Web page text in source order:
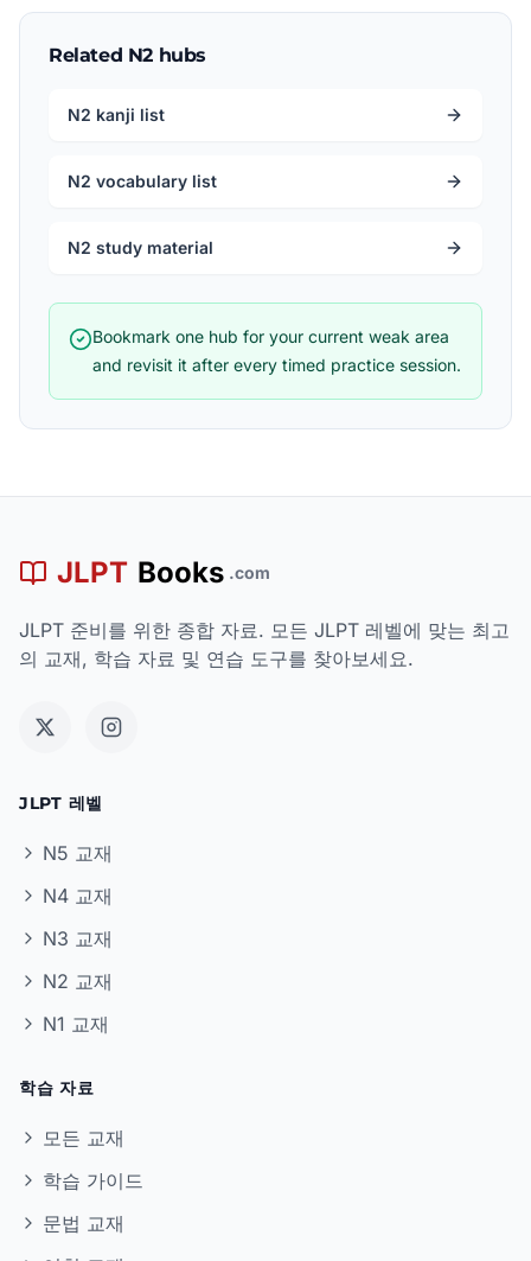
Related N2 hubs
N2 kanji list
N2 vocabulary list
N2 study material
Bookmark one hub for your current weak area
and revisit it after every timed practice session.
JLPT Books .com
JLPT 준비를 위한 종합 자료. 모든 JLPT 레벨에 맞는 최고
의 교재, 학습 자료 및 연습 도구를 찾아보세요.
JLPT 레벨
N5 교재
N4 교재
N3 교재
N2 교재
N1 교재
학습 자료
모든 교재
학습 가이드
문법 교재